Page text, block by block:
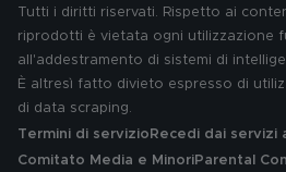
Tutti i diritti riservati. Rispetto ai
riprodotti è vietata ogni utilizzazione
all'addestramento di sistemi di
È altresì fatto divieto espresso di
di data scraping.
Termini di servizio Recedi dai servizi
Comitato Media e MinoriParental